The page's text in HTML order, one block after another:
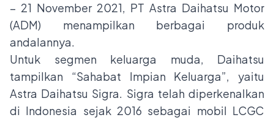
– 21 November 2021, PT Astra Daihatsu Motor
(ADM) menampilkan berbagai produk
andalannya.
Untuk segmen keluarga muda, Daihatsu
tampilkan “Sahabat Impian Keluarga”, yaitu
Astra Daihatsu Sigra. Sigra telah diperkenalkan
di Indonesia sejak 2016 sebagai mobil LCGC